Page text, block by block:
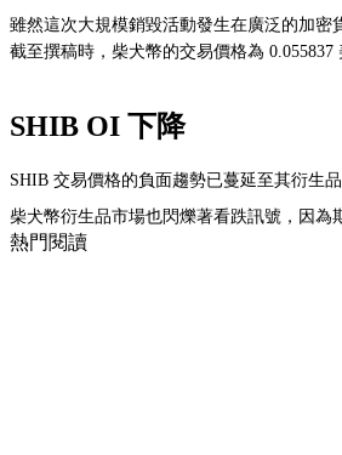
雖然這次大規模銷毀活動發生在廣泛的加密
截至撰稿時，柴犬幣的交易價格為 0.055837
SHIB OI 下降
SHIB 交易價格的負面趨勢已蔓延至其衍生
柴犬幣衍生品市場也閃爍著看跌訊號，因為
熱門閱讀